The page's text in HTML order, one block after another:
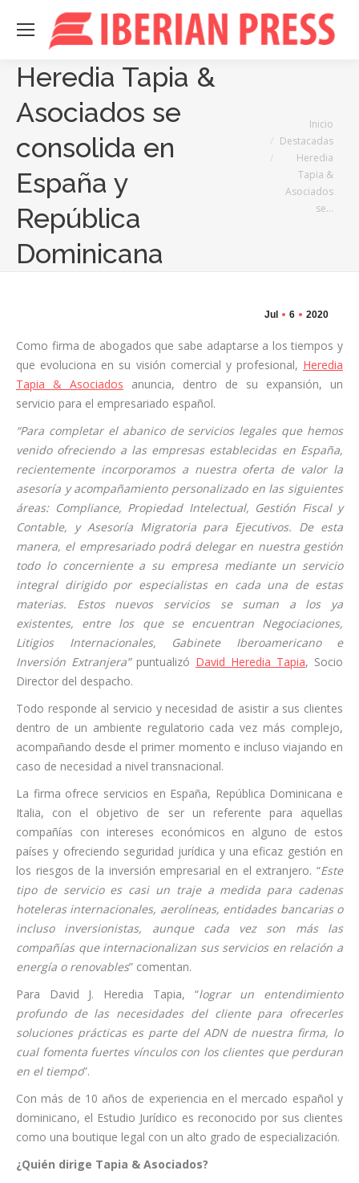
Heredia Tapia &
Asociados se
consolida en
España y
República
Dominicana
Inicio
Destacadas
Heredia
Tapia &
Asociados
se…
Jul 6 2020
Como firma de abogados que sabe adaptarse a los tiempos y
que evoluciona en su visión comercial y profesional, Heredia
Tapia & Asociados anuncia, dentro de su expansión, un
servicio para el empresariado español.
“Para completar el abanico de servicios legales que hemos
venido ofreciendo a las empresas establecidas en España,
recientemente incorporamos a nuestra oferta de valor la
asesoría y acompañamiento personalizado en las siguientes
áreas: Compliance, Propiedad Intelectual, Gestión Fiscal y
Contable, y Asesoría Migratoria para Ejecutivos. De esta
manera, el empresariado podrá delegar en nuestra gestión
todo lo concerniente a su empresa mediante un servicio
integral dirigido por especialistas en cada una de estas
materias. Estos nuevos servicios se suman a los ya
existentes, entre los que se encuentran Negociaciones,
Litigios Internacionales, Gabinete Iberoamericano e
Inversión Extranjera”puntualizó David Heredia Tapia, Socio
Director del despacho.
Todo responde al servicio y necesidad de asistir a sus clientes
dentro de un ambiente regulatorio cada vez más complejo,
acompañando desde el primer momento e incluso viajando en
caso de necesidad a nivel transnacional.
La firma ofrece servicios en España, República Dominicana e
Italia, con el objetivo de ser un referente para aquellas
compañías con intereses económicos en alguno de estos
países y ofreciendo seguridad jurídica y una eficaz gestión en
los riesgos de la inversión empresarial en el extranjero. “Este
tipo de servicio es casi un traje a medida para cadenas
hoteleras internacionales, aerolíneas, entidades bancarias o
incluso inversionistas, aunque cada vez son más las
compañías que internacionalizan sus servicios en relación a
energía o renovables” comentan.
Para David J. Heredia Tapia, “lograr un entendimiento
profundo de las necesidades del cliente para ofrecerles
soluciones prácticas es parte del ADN de nuestra firma, lo
cual fomenta fuertes vínculos con los clientes que perduran
en el tiempo”.
Con más de 10 años de experiencia en el mercado español y
dominicano, el Estudio Jurídico es reconocido por sus clientes
como una boutique legal con un alto grado de especialización.
¿Quién dirige Tapia & Asociados?